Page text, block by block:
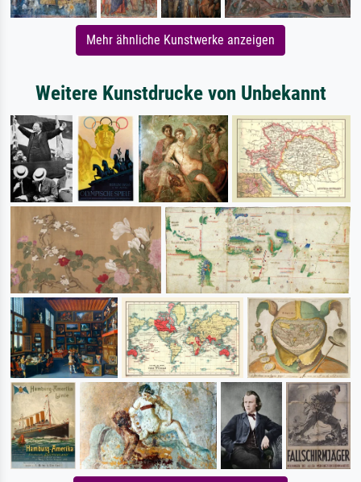
Mehr ähnliche Kunstwerke anzeigen
Weitere Kunstdrucke von Unbekannt